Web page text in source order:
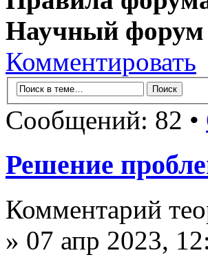
Научный
Комментировать
Сообщений: 82 •
Решение
Комментарий
» 07 апр 2023,